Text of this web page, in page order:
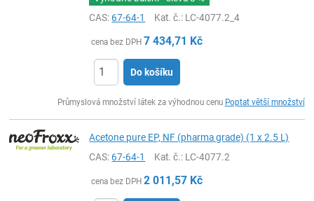
CAS:67-64-1 Kat. č.: LC-4077.2_4
cena bez DPH 7 434,71 Kč
Do košíku
Průmyslová množství látek za výhodnou cenu Poptat větší množství
Acetone pure EP, NF (pharma grade) (1 x 2.5 L)
CAS:67-64-1 Kat. č.: LC-4077.2
cena bez DPH 2 011,57 Kč